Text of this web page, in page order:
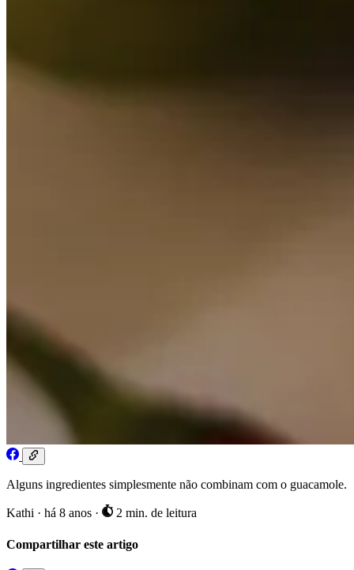
Alguns ingredientes simplesmente não combinam com o guacamole.
Kathi · há 8 anos · 2 min. de leitura
Compartilhar este artigo